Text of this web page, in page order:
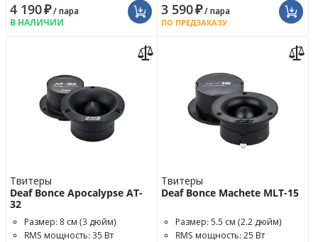
4 190₽/ пара
В НАЛИЧИИ
3 590₽/ пара
ПО ПРЕДЗАКАЗУ
Твитеры
Deaf Bonce Apocalypse AT-
32
Размер: 8 см (3 дюйм)
RMS мощность: 35 Вт
Твитеры
Deaf Bonce Machete MLT-15
Размер: 5.5 см (2.2 дюйм)
RMS мощность: 25 Вт